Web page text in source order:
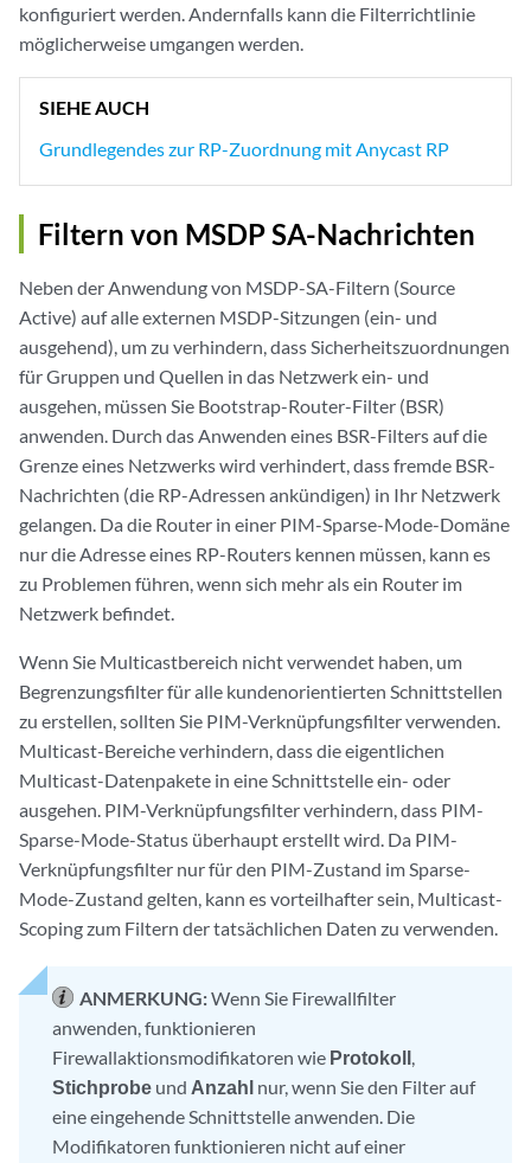
konfiguriert werden. Andernfalls kann die Filterrichtlinie
möglicherweise umgangen werden.
SIEHE AUCH
Grundlegendes zur RP-Zuordnung mit Anycast RP
Filtern von MSDP SA-Nachrichten
Neben der Anwendung von MSDP-SA-Filtern (Source
Active) auf alle externen MSDP-Sitzungen (ein- und
ausgehend), um zu verhindern, dass Sicherheitszuordnungen
für Gruppen und Quellen in das Netzwerk ein- und
ausgehen, müssen Sie Bootstrap-Router-Filter (BSR)
anwenden. Durch das Anwenden eines BSR-Filters auf die
Grenze eines Netzwerks wird verhindert, dass fremde BSR-
Nachrichten (die RP-Adressen ankündigen) in Ihr Netzwerk
gelangen. Da die Router in einer PIM-Sparse-Mode-Domäne
nur die Adresse eines RP-Routers kennen müssen, kann es
zu Problemen führen, wenn sich mehr als ein Router im
Netzwerk befindet.
Wenn Sie Multicastbereich nicht verwendet haben, um
Begrenzungsfilter für alle kundenorientierten Schnittstellen
zu erstellen, sollten Sie PIM-Verknüpfungsfilter verwenden.
Multicast-Bereiche verhindern, dass die eigentlichen
Multicast-Datenpakete in eine Schnittstelle ein- oder
ausgehen. PIM-Verknüpfungsfilter verhindern, dass PIM-
Sparse-Mode-Status überhaupt erstellt wird. Da PIM-
Verknüpfungsfilter nur für den PIM-Zustand im Sparse-
Mode-Zustand gelten, kann es vorteilhafter sein, Multicast-
Scoping zum Filtern der tatsächlichen Daten zu verwenden.
ANMERKUNG:Wenn Sie Firewallfilter
anwenden, funktionieren
Firewallaktionsmodifikatoren wie Protokoll,
Stichprobe und Anzahl nur, wenn Sie den Filter auf
eine eingehende Schnittstelle anwenden. Die
Modifikatoren funktionieren nicht auf einer